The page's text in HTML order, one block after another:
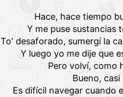
Hace, hace tiempo
Y me puse sustancias
To' desaforado, sumergí la
Y luego yo me dije que
Pero volví, como
Bueno,
Es difícil navegar cuando